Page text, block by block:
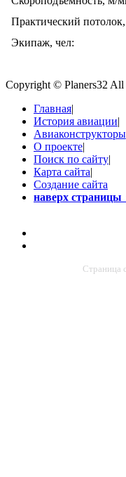
Практический
Экипаж, чел:
Copyright © Planers32 All
Главная|
История авиации|
Авиаконструкторы
О проекте|
Поиск по сайту|
Карта сайта|
Создание сайта
наверх страницы
Страница